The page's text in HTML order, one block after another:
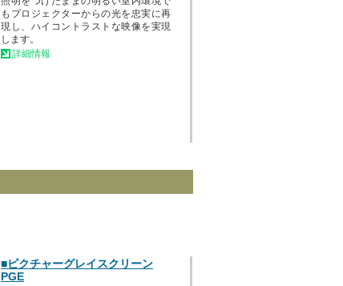
もプロジェクターからの光を忠実に再
現し、ハイコントラストな映像を実現
します。
詳細情報
■ピクチャーグレイスクリーン
PGE